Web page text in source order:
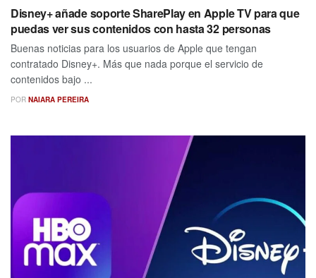
Disney+ añade soporte SharePlay en Apple TV para que
puedas ver sus contenidos con hasta 32 personas
Buenas noticias para los usuarios de Apple que tengan
contratado Disney+. Más que nada porque el servicio de
contenidos bajo ...
POR NAIARA PEREIRA